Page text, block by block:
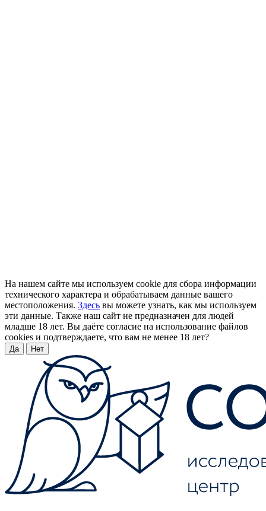
На нашем сайте мы используем cookie для сбора информации
технического характера и обрабатываем данные вашего
местоположения. Здесь вы можете узнать, как мы используем
эти данные. Также наш сайт не предназначен для людей
младше 18 лет. Вы даёте согласие на использование файлов
cookies и подтверждаете, что вам не менее 18 лет?
Да Нет